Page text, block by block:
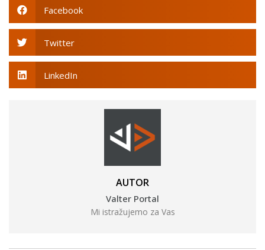
Facebook
Twitter
LinkedIn
AUTOR
Valter Portal
Mi istražujemo za Vas